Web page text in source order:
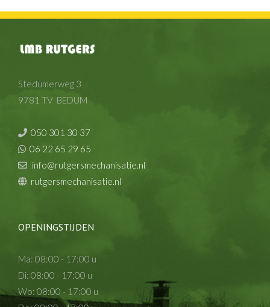
Stedumerweg 3
9781 TV BEDUM
050 301 30 37
06 22 65 29 65
info@rutgersmechanisatie.nl
rutgersmechanisatie.nl
OPENINGSTIJDEN
Ma: 08:00 - 17:00 u
Di: 08:00 - 17:00 u
Wo: 08:00 - 17:00 u